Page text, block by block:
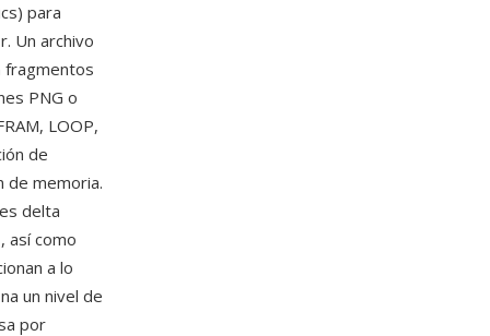
para
Un archivo
fragmentos
PNG o
LOOP,
de
de memoria.
delta
así como
a lo
un nivel de
por